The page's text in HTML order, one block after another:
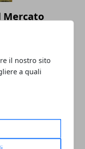
il nostro sito
a quali
Mercato